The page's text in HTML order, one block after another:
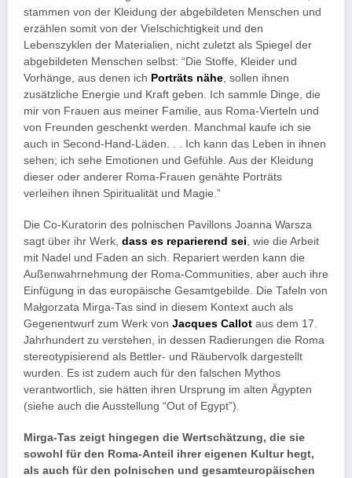
stammen von der Kleidung der abgebildeten Menschen und
erzählen somit von der Vielschichtigkeit und den
Lebenszyklen der Materialien, nicht zuletzt als Spiegel der
abgebildeten Menschen selbst: “Die Stoffe, Kleider und
Vorhänge, aus denen ich Porträts nähe, sollen ihnen
zusätzliche Energie und Kraft geben. Ich sammle Dinge, die
mir von Frauen aus meiner Familie, aus Roma-Vierteln und
von Freunden geschenkt werden. Manchmal kaufe ich sie
auch in Second-Hand-Läden. . . Ich kann das Leben in ihnen
sehen; ich sehe Emotionen und Gefühle. Aus der Kleidung
dieser oder anderer Roma-Frauen genähte Porträts
verleihen ihnen Spiritualität und Magie.”
Die Co-Kuratorin des polnischen Pavillons Joanna Warsza
sagt über ihr Werk, dass es reparierend sei, wie die Arbeit
mit Nadel und Faden an sich. Repariert werden kann die
Außenwahrnehmung der Roma-Communities, aber auch ihre
Einfügung in das europäische Gesamtgebilde. Die Tafeln von
Małgorzata Mirga-Tas sind in diesem Kontext auch als
Gegenentwurf zum Werk von Jacques Callot aus dem 17.
Jahrhundert zu verstehen, in dessen Radierungen die Roma
stereotypisierend als Bettler- und Räubervolk dargestellt
wurden. Es ist zudem auch für den falschen Mythos
verantwortlich, sie hätten ihren Ursprung im alten Ägypten
(siehe auch die Ausstellung “Out of Egypt”).
Mirga-Tas zeigt hingegen die Wertschätzung, die sie
sowohl für den Roma-Anteil ihrer eigenen Kultur hegt,
als auch für den polnischen und gesamteuropäischen